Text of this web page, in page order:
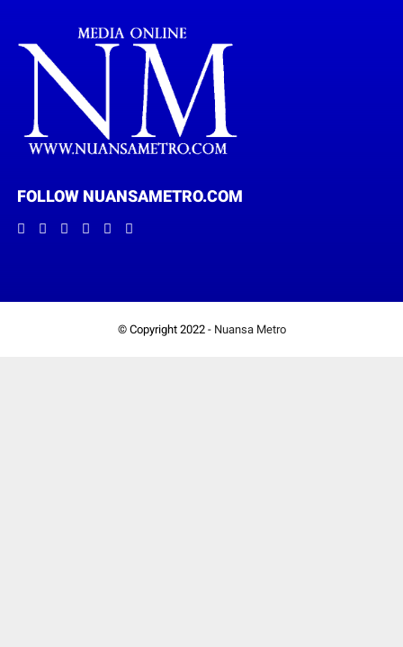
FOLLOW NUANSAMETRO.COM
© Copyright 2022 - Nuansa Metro